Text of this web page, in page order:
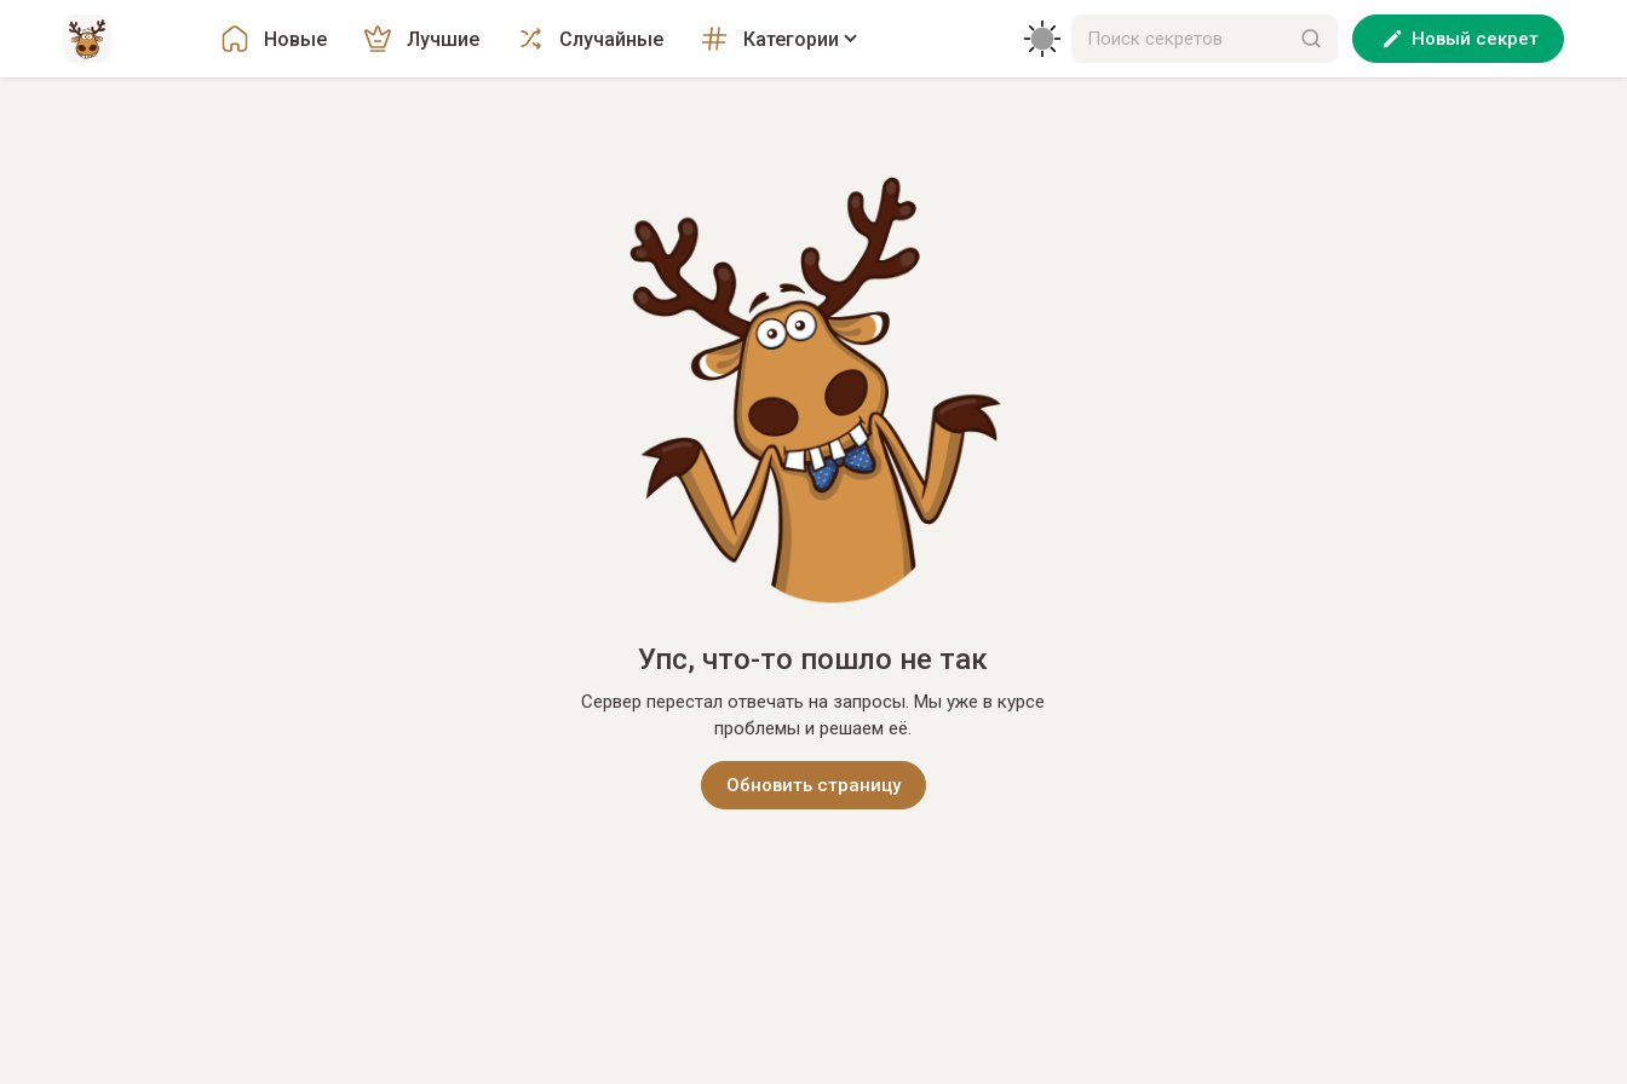
Новые Лучшие Случайные Категории Новый секрет
Упс, что-то пошло не так
Сервер перестал отвечать на запросы. Мы уже в курсе
проблемы и решаем её.
Обновить страницу